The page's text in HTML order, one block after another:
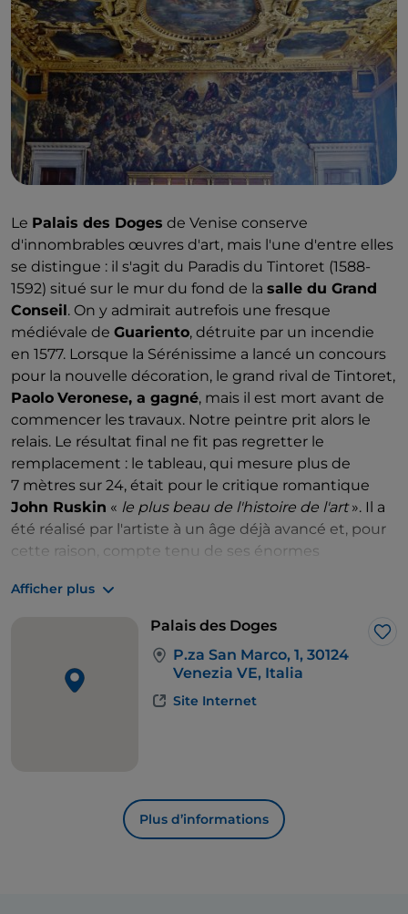
Le Palais des Doges de Venise conserve
d'innombrables œuvres d'art, mais l'une d'entre elles
se distingue : il s'agit du Paradis du Tintoret (1588-
1592) situé sur le mur du fond de la salle du Grand
Conseil. On y admirait autrefois une fresque
médiévale de Guariento, détruite par un incendie
en 1577. Lorsque la Sérénissime a lancé un concours
pour la nouvelle décoration, le grand rival de Tintoret,
Paolo Veronese, a gagné, mais il est mort avant de
commencer les travaux. Notre peintre prit alors le
relais. Le résultat final ne fit pas regretter le
remplacement : le tableau, qui mesure plus de
7 mètres sur 24, était pour le critique romantique
John Ruskin « le plus beau de l'histoire de l'art». Il a
été réalisé par l'artiste à un âge déjà avancé et, pour
cette raison, compte tenu de ses énormes
Domenico, peintre à son tour. Les plus de
représentées se pressent sur la toile (ou
plutôt, sur plusieurs toiles cousues ensemble) créant
une impression de chaosdramatiquedominée par
lumière qui enveloppe les deux protagonistes,
Jésus et Marie. La lumière du Saint-Esprit descend
clair-obscurs caractéristiques et sa palette sombre,
qui ne convient guère à une vision stéréotypée du
Afficher plus
Palais des Doges
P.za San Marco, 1, 30124
Venezia VE, Italia
Site Internet
Plus d’informations